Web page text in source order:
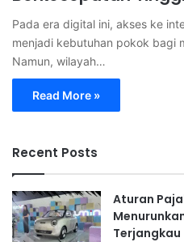
Pada era digital ini, akses ke
menjadi kebutuhan pokok bagi
Namun, wilayah…
Read More »
Recent Posts
Aturan
Terjangkau